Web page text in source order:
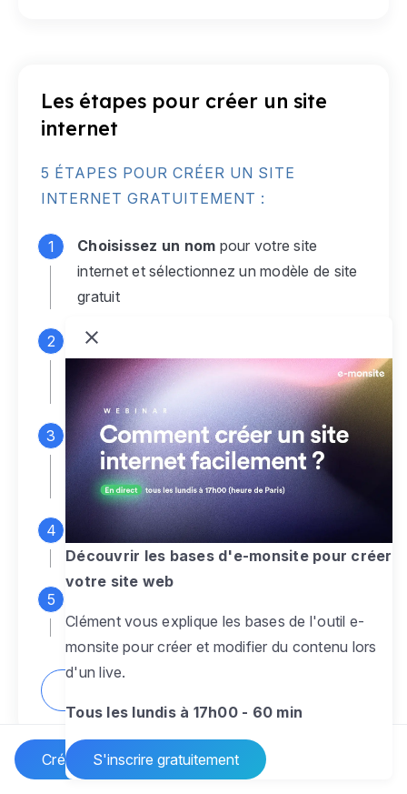
Créer un site Internet
Les étapes pour créer un site
internet
5 ÉTAPES POUR CRÉER UN SITE
INTERNET GRATUITEMENT :
Choisissez un nom pour votre site
internet et sélectionnez un modèle de site
gratuit
Connectez-vous
monsite gratuit pour accéder à votre
espace d'administration
Personnalisez entièrement le
designpour créer un site web sur-mesure,
à votre image
Ajoutez des pagessans limite pour
présenter votre activité, votre passion
pour rendre votre site dynamique
Découvrir les bases d'e-monsite pour créer
votre site web
Clément vous explique les bases de l'outil e-
monsite pour créer et modifier du contenu lors
d'un live.
Tous les lundis à 17h00 - 60 min
S'inscrire gratuitement